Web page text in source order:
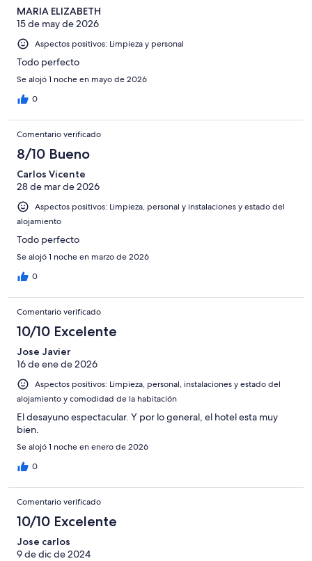
MARIA ELIZABETH
15 de may de 2026
Aspectos positivos: Limpieza y personal
Todo perfecto
Se alojó 1 noche en mayo de 2026
0
Comentario verificado
8/10 Bueno
Carlos Vicente
28 de mar de 2026
Aspectos positivos: Limpieza, personal y instalaciones y estado del
alojamiento
Todo perfecto
Se alojó 1 noche en marzo de 2026
0
Comentario verificado
10/10 Excelente
Jose Javier
16 de ene de 2026
Aspectos positivos: Limpieza, personal, instalaciones y estado del
alojamiento y comodidad de la habitación
El desayuno espectacular. Y por lo general, el hotel esta muy
bien.
Se alojó 1 noche en enero de 2026
0
Comentario verificado
10/10 Excelente
Jose carlos
9 de dic de 2024